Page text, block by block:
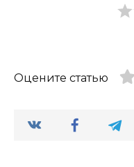
Оцените статью